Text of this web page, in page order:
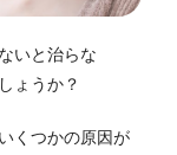
いと治らな
ょうか？
くつかの原因が